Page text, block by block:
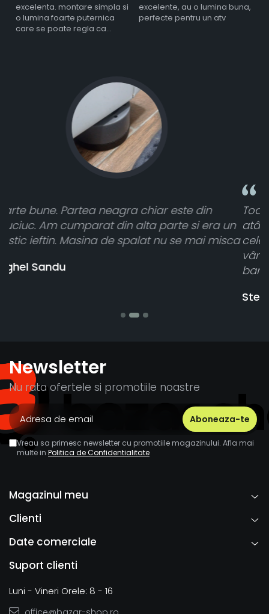
excelenta. montare simpla si
o lumina foarte puternica
care se poate regla ca
excelente, au o lumina buna,
perfecte pentru un atv
Toate sunt foarte luminoase și funcționează
atât de bine în curtea din spate. A primit toate
cele 8 bucati dar una nu a funcționat,
banii pentru 1 bucata, Multumesc
Newsletter
Nu rata ofertele si promotiile noastre
Vreau sa primesc newsletter cu promotiile magazinului. Afla mai
multe in Politica de Confidentialitate
Magazinul meu
Clienti
Date comerciale
Suport clienti
Luni - Vineri Orele: 8 - 16